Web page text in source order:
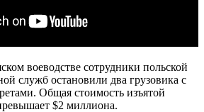
воеводстве сотрудники польской
служб остановили два грузовика с
Общая стоимость изъятой
$2 миллиона.